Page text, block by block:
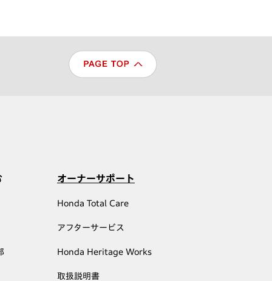
オーナーサポート
Honda Total Care
アフターサービス
Honda Heritage Works
取扱説明書